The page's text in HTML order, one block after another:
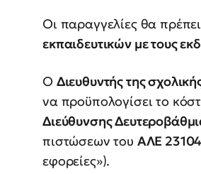
Οι παραγγελίες θα
εκπαιδευτικών με τους
Ο Διευθυντής της
να προϋπολογίσει το
Διεύθυνσης
πιστώσεων του ΑΛΕ
εφορείες»).